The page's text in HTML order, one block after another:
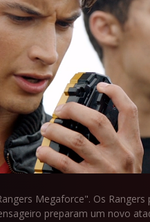
Megaforce". Os
preparam um novo